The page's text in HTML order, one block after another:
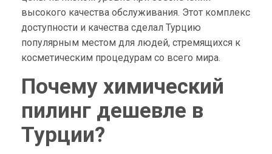
высокого качества обслуживания. Этот комплекс
доступности и качества сделал Турцию
популярным местом для людей, стремящихся к
косметическим процедурам со всего мира.
Почему химический
пилинг дешевле в
Турции?